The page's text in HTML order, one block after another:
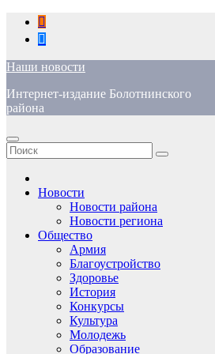
Перейти
содержимому
Наши новости
Интернет-издание Болотнинского
района
Новости
Новости района
Новости региона
Общество
Армия
Благоустройство
Здоровье
История
Конкурсы
Культура
Молодежь
Образование